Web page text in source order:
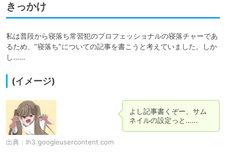
きっかけ
私は普段から寝落ち常習犯のプロフェッショナルの寝落チャーであ
るため、”寝落ち”についての記事を書こうと考えていました。しか
し……
(イメージ)
出典： lh3.googleusercontent.com
よし記事書くぞー、サム
ネイルの設定っと……